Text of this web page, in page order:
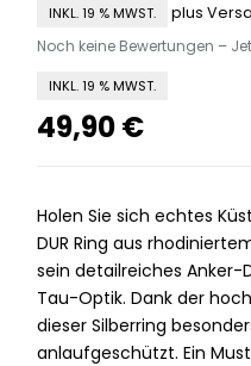
INKL. 19 % MWST. plus
Noch keine Bewertungen –
INKL. 19 % MWST.
49,90€
Holen Sie sich echtes
DUR Ring aus
sein detailreiches
Tau-Optik. Dank der
dieser Silberring
anlaufgeschützt. Ein